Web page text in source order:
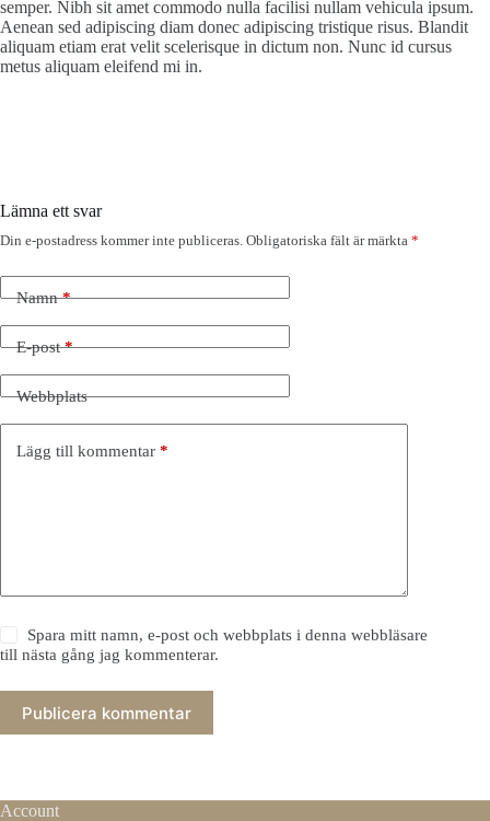
semper. Nibh sit amet commodo nulla facilisi nullam vehicula ipsum.
Aenean sed adipiscing diam donec adipiscing tristique risus. Blandit
aliquam etiam erat velit scelerisque in dictum non. Nunc id cursus
metus aliquam eleifend mi in.
Lämna ett svar
Din e-postadress kommer inte publiceras. Obligatoriska fält är märkta *
Namn*
E-post*
Webbplats
Lägg till kommentar *
Spara mitt namn, e-post och webbplats i denna webbläsare
till nästa gång jag kommenterar.
Publicera kommentar
Account